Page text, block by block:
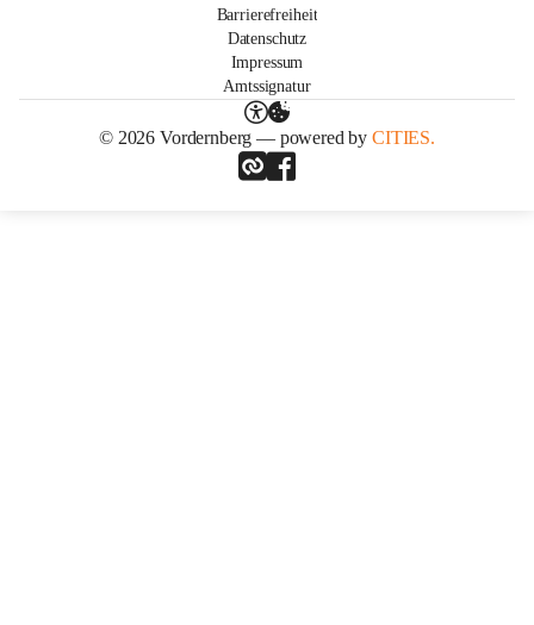
Barrierefreiheit
Datenschutz
Impressum
Amtssignatur
© 2026 Vordernberg — powered by CITIES.